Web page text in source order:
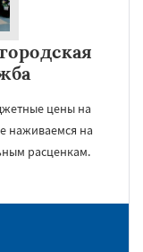
цены на
наживаемся на
расценкам.